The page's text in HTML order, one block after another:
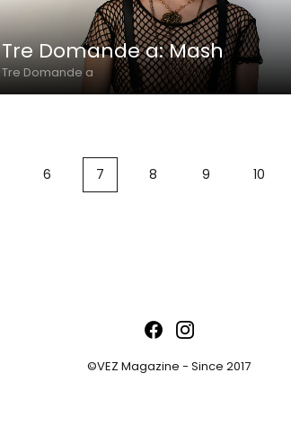
Tre Domande a: Mash
Tre Domande a
6 7 8 9 10
©VEZ Magazine - Since 2017